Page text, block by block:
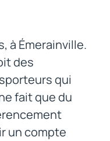
à Émerainville.
des
qui
fait que du
un compte